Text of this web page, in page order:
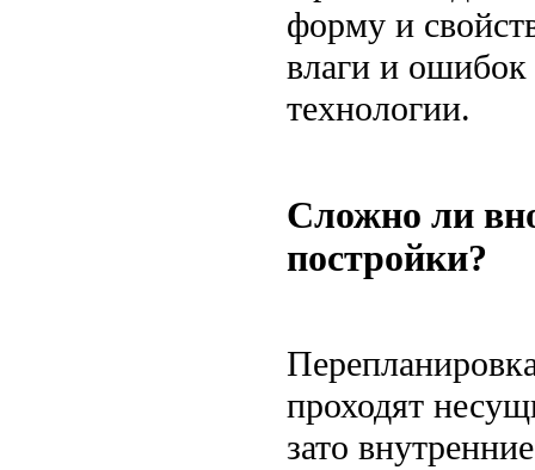
форму и
влаги и ошибок
технологии.
Сложно ли
постройки?
проходят
зато